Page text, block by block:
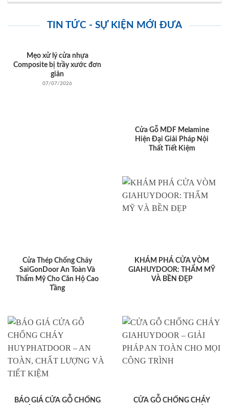
TIN TỨC - SỰ KIỆN MỚI ĐƯA
Mẹo xử lý cửa nhựa
Composite bị trầy xước đơn
giản
07/07/2026
Cửa Gỗ MDF Melamine
Hiện Đại Giải Pháp Nội
Thất Tiết Kiệm
Cửa Thép Chống Cháy
SaiGonDoor An Toàn Và
Thẩm Mỹ Cho Căn Hộ Cao
Tầng
KHÁM PHÁ CỬA VÒM
GIAHUYDOOR: THẨM MỸ
VÀ BỀN ĐẸP
BÁO GIÁ CỬA GỖ CHỐNG
CỬA GỖ CHỐNG CHÁY